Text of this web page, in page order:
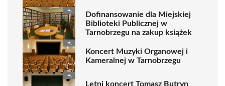
Dofinansowanie dla Miejskiej
Biblioteki Publicznej w
Tarnobrzegu na zakup książek
Koncert Muzyki Organowej i
Kameralnej w Tarnobrzegu
Letni koncert Tomasz Butryn